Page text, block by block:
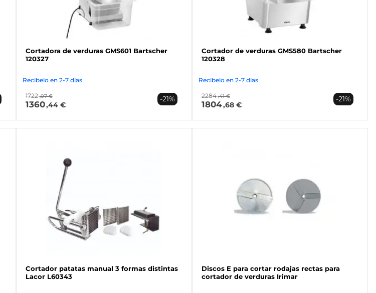
Cortadora de verduras GMS601 Bartscher
120327
Recíbelo en 2-7 días
1722 ,07 €
1360,44 €
-21%
Cortador de verduras GMS580 Bartscher
120328
Recíbelo en 2-7 días
2284 ,41 €
1804,68 €
-21%
Cortador patatas manual 3 formas distintas
Lacor L60343
Discos E para cortar rodajas rectas para
cortador de verduras Irimar